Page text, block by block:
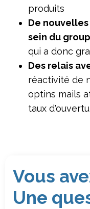
produits
De
sein du
qui a donc
Des relais
réactivité de
optins mails
taux
Vous
Une